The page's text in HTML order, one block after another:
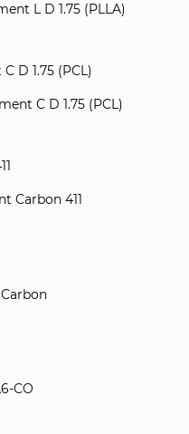
L D 1.75 (PLLA)
C D 1.75 (PCL)
Carbon 411
CO